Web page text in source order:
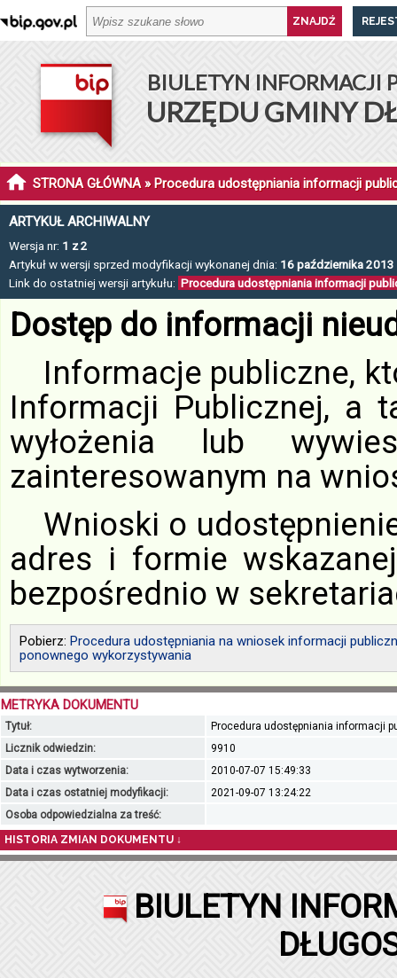
BIULETYN INFORMACJI
URZĘDU GMINY
STRONA GŁÓWNA» Procedura udostępniania informacji
ARTYKUŁ ARCHIWALNY
Wersja nr: 1 z 2
Artykuł w wersji sprzed modyfikacji wykonanej dnia: 16 października 2013
Link do ostatniej wersji artykułu: Procedura udostępniania informacji
Dostęp do informacji
Informacje publiczne,
Informacji Publicznej, a
wyłożenia lub
zainteresowanym na
Wnioski o
adres i formie
bezpośrednio w
Pobierz: Procedura udostępniania na wniosek informacji
ponownego wykorzystywania
METRYKA DOKUMENTU
Tytuł:
Procedura udostępniania informacji
Licznik odwiedzin:
9910
Data i czas wytworzenia:
2010-07-07 15:49:33
Data i czas ostatniej modyfikacji:
2021-09-07 13:24:22
Osoba odpowiedzialna za treść:
HISTORIA ZMIAN DOKUMENTU ↓
BIULETYN